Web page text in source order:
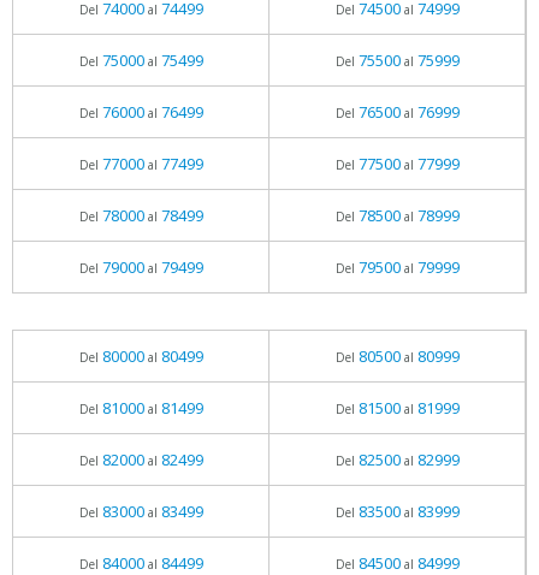
Del 74000al 74499 Del 74500al 74999
Del 75000al 75499 Del 75500al 75999
Del 76000al 76499 Del 76500al 76999
Del 77000al 77499 Del 77500al 77999
Del 78000al 78499 Del 78500al 78999
Del 79000al 79499 Del 79500al 79999
Del 80000al 80499 Del 80500al 80999
Del 81000al 81499 Del 81500al 81999
Del 82000al 82499 Del 82500al 82999
Del 83000al 83499 Del 83500al 83999
Del 84000al 84499 Del 84500al 84999